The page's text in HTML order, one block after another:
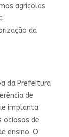
agrícolas
da
da Prefeitura
de
implanta
ociosos de
ensino. O